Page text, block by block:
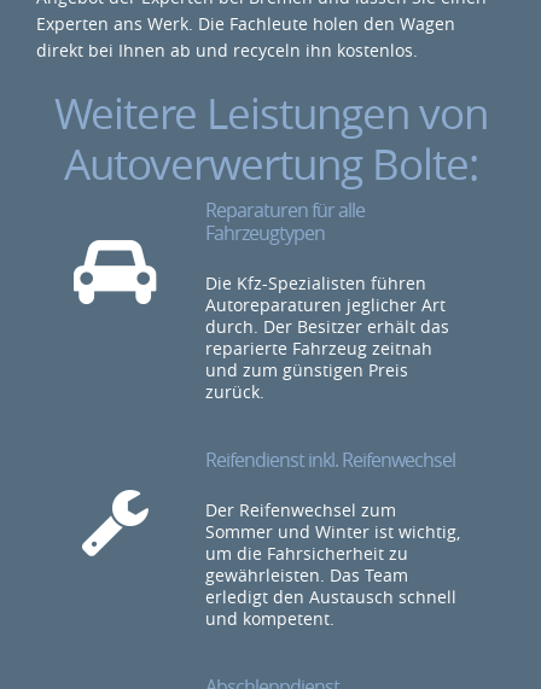
Experten ans Werk. Die Fachleute holen den Wagen
direkt bei Ihnen ab und recyceln ihn kostenlos.
Weitere Leistungen von
Autoverwertung Bolte:
Reparaturen für alle
Fahrzeugtypen
Die Kfz-Spezialisten führen
Autoreparaturen jeglicher Art
durch. Der Besitzer erhält das
reparierte Fahrzeug zeitnah
und zum günstigen Preis
zurück.
Reifendienst inkl. Reifenwechsel
Der Reifenwechsel zum
Sommer und Winter ist wichtig,
um die Fahrsicherheit zu
gewährleisten. Das Team
erledigt den Austausch schnell
und kompetent.